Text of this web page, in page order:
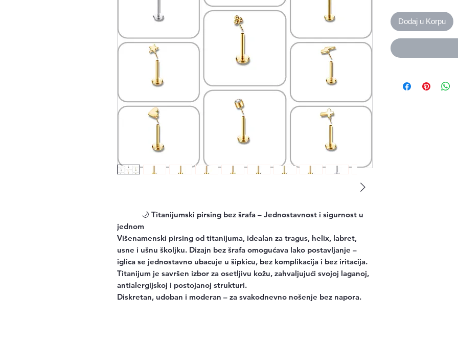
🌙 Titanijumski pirsing bez šrafa – Jednostavnost i sigurnost u
jednom
Višenamenski pirsing od titanijuma, idealan za tragus, helix, labret,
usne i ušnu školjku. Dizajn bez šrafa omogućava lako postavljanje –
iglica se jednostavno ubacuje u šipkicu, bez komplikacija i bez iritacija.
Titanijum je savršen izbor za osetljivu kožu, zahvaljujući svojoj laganoj,
antialergijskoj i postojanoj strukturi.
Diskretan, udoban i moderan – za svakodnevno nošenje bez napora.
Dodaj u Korpu